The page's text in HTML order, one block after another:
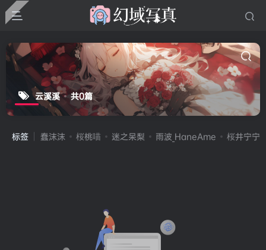
云溪溪 共0篇
标签 蠢沫沫 桜桃喵 迷之呆梨 雨波_HaneAme 桜井宁宁(